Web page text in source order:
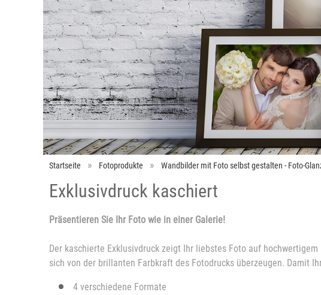
Startseite Fotoprodukte Wandbilder mit Foto selbst gestalten - Foto-
Exklusivdruck kaschiert
Präsentieren Sie Ihr Foto wie in einer Galerie!
Der kaschierte Exklusivdruck zeigt Ihr liebstes Foto auf
sich von der brillanten Farbkraft des Fotodrucks überzeugen. Damit
4 verschiedene Formate